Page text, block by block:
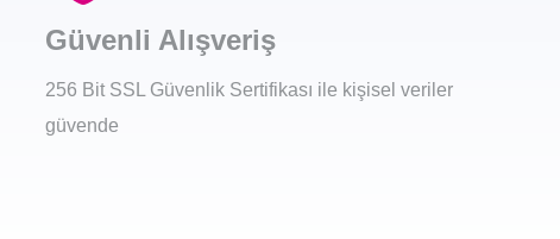
Güvenli Alışveriş
256 Bit SSL Güvenlik Sertifikası ile kişisel veriler
güvende